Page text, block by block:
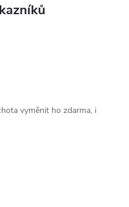
vyměnit ho zdarma, i